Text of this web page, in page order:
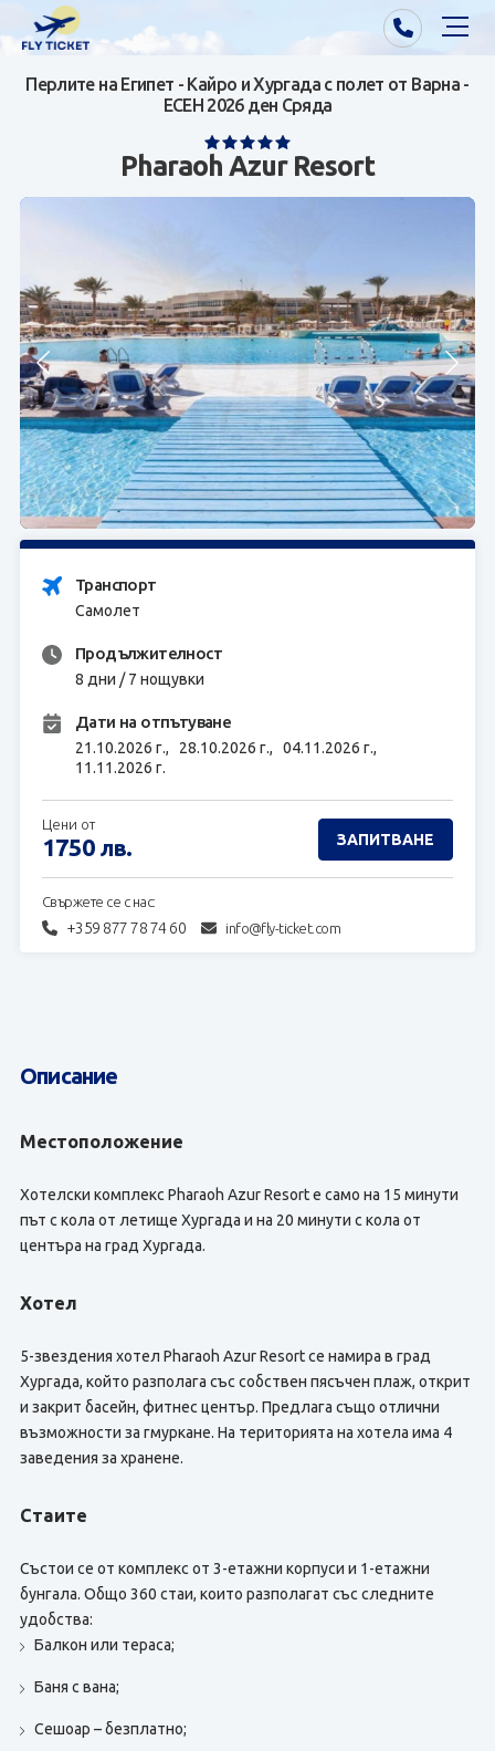
Почивки от Варна
Почивки от София/Пловдив/Бургас
Визи
Контакти
За нас
ЗАПИТВАНЕ
Перлите на Египет - Кайро и Хургада с полет от Варна -
ЕСЕН 2026 ден Сряда
Pharaoh Azur Resort
Транспорт
Самолет
Продължителност
8 дни / 7 нощувки
Дати на отпътуване
21.10.2026 г., 28.10.2026 г., 04.11.2026 г.,
11.11.2026 г.
Свържете се с нас:
+359 877 78 74 60 info@fly-ticket.com
Цени от
1750 лв. ЗАПИТВАНЕ
Описание
Местоположение
Хотелски комплекс Pharaoh Azur Resort е само на 15 минути
път с кола от летище Хургада и на 20 минути с кола от
центъра на град Хургада.
Хотел
5-звездения хотел Pharaoh Azur Resort се намира в град
Хургада, който разполага със собствен пясъчен плаж, открит
и закрит басейн, фитнес център. Предлага също отлични
възможности за гмуркане. На територията на хотела има 4
заведения за хранене.
Стаите
Състои се от комплекс от 3-етажни корпуси и 1-етажни
бунгала. Общо 360 стаи, които разполагат със следните
удобства:
Балкон или тераса;
Баня с вана;
Сешоар – безплатно;